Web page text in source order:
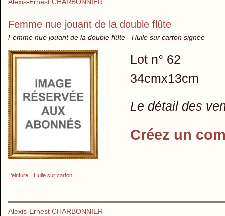
Alexis-Ernest CHARBONNIER
Femme nue jouant de la double flûte
Femme nue jouant de la double flûte - Huile sur carton signée
Peinture Huile sur carton
Lot n° 62
34cmx13cm
Le détail des
Créez un
Alexis-Ernest CHARBONNIER